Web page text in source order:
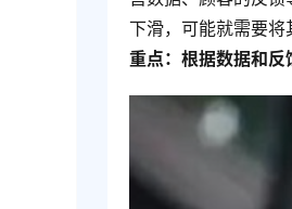
下滑，可能就需要
重点：根据数据和